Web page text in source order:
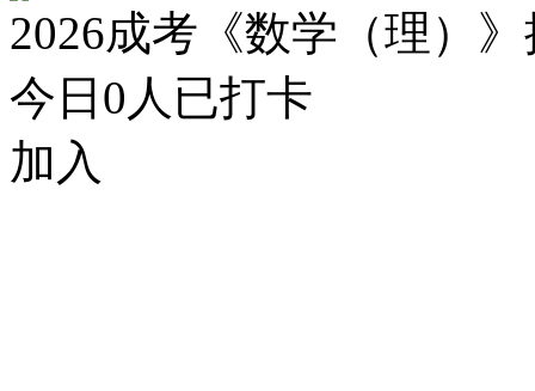
2026成考《数学（理）
今日 0 人已打卡
加入